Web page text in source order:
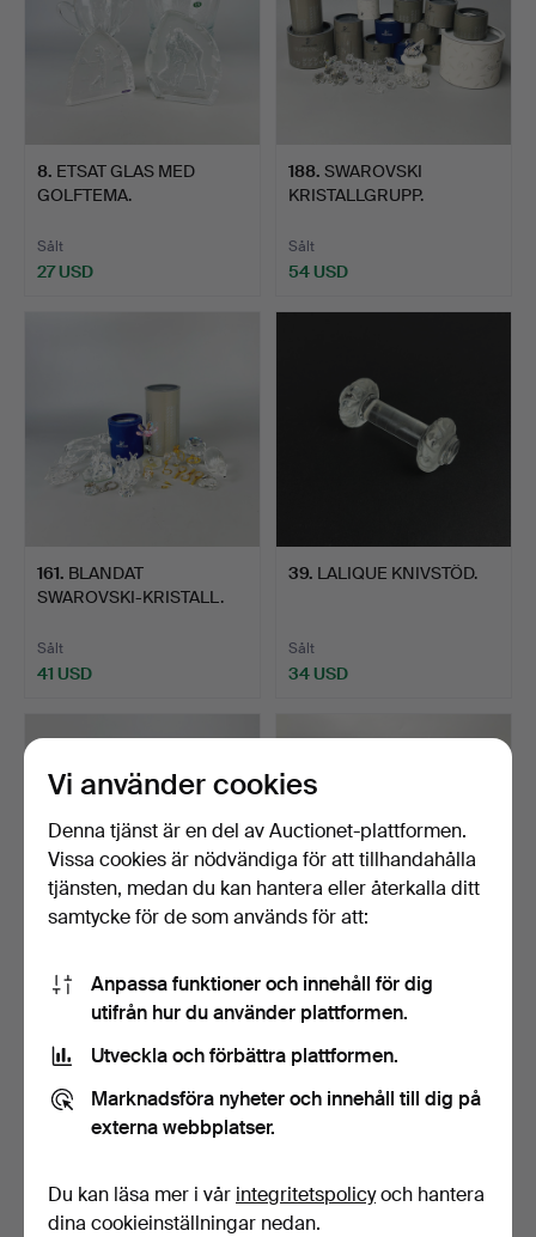
8. ETSAT GLAS MED
GOLFTEMA.
Sålt
27 USD
188. SWAROVSKI
KRISTALLGRUPP.
Sålt
54 USD
161. BLANDAT
SWAROVSKI-KRISTALL.
Sålt
41 USD
39. LALIQUE KNIVSTÖD.
Sålt
34 USD
181 .PARFYMFLASKOR I
ART DÉCO-STIL.
Sålt
STOR PARFYMFLASKA I
Klubbades 28 jun 2026
4 bud
Vi använder cookies
Denna tjänst är en del av Auctionet-plattformen.
Vissa cookies är nödvändiga för att tillhandahålla
tjänsten, medan du kan hantera eller återkalla ditt
samtycke för de som används för att:
Anpassa funktioner och innehåll för dig
utifrån hur du använder plattformen.
Utveckla och förbättra plattformen.
Marknadsföra nyheter och innehåll till dig på
externa webbplatser.
Du kan läsa mer i vår integritetspolicyoch hantera
dina cookieinställningar nedan.